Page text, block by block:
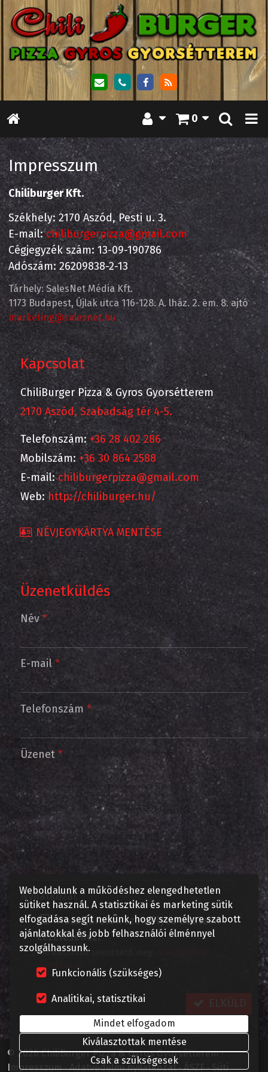
0
Impresszum
Chiliburger Kft.
Székhely: 2170 Aszód, Pesti u. 3.
E-mail:chiliburgerpizza@gmail.com
Cégjegyzék szám: 13-09-190786
Adószám: 26209838-2-13
Tárhely: SalesNet Média Kft.
1173 Budapest, Újlak utca 116-128. A. lház. 2. em. 8. ajtó
marketing@salesnet.hu
Kapcsolat
ChiliBurger Pizza & Gyros Gyorsétterem
2170 Aszód, Szabadság tér 4-5.
Telefonszám: +36 28 402 286
Mobilszám: +36 30 864 2588
E-mail: chiliburgerpizza@gmail.com
Web: http://chiliburger.hu/
NÉVJEGYKÁRTYA MENTÉSE
Üzenetküldés
-
-
-
-
Név *
E-mail *
Telefonszám *
Üzenet *
Nyilatkozat *
Hozzájárulok személyes adataim
kezeléséhez.
Ide kattintva tekinthető meg:
nyilatkozat
© 2026 ChiliBurger Pizza & Gyros Gyorsétterem
Impresszum
Adatvédelmi nyilatkozat ÁSZF Süti
Weboldalunk a működéshez elengedhetetlen
sütiket használ. A statisztikai és marketing sütik
elfogadása segít nekünk, hogy személyre szabott
ajánlatokkal és jobb felhasználói élménnyel
szolgálhassunk.
Funkcionális (szükséges)
Analitikai, statisztikai
Mindet elfogadom
Kiválasztottak mentése
Csak a szükségesek